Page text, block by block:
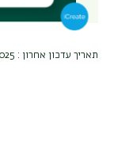
תאריך עדכון אחרון : 27/01/2025